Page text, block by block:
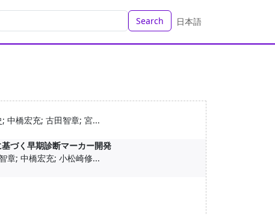
Search 日本語
中橋宏充; 古田智章; 宮...
づく早期診断マーカー開発
章; 中橋宏充; 小松崎修...